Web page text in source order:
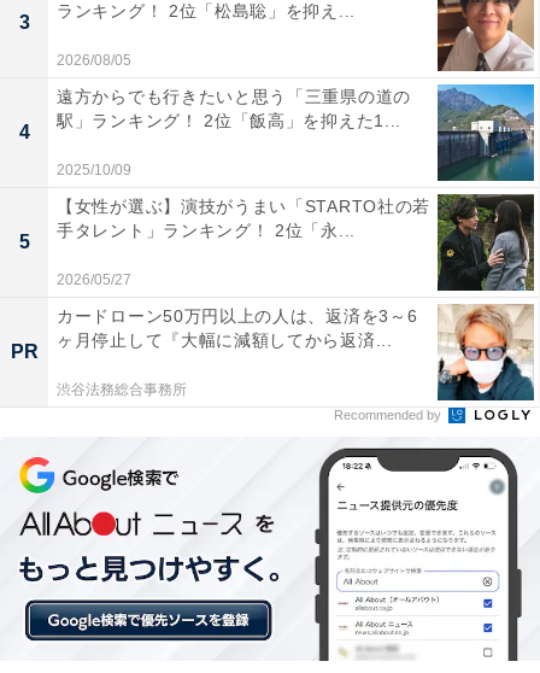
View this post on Instagram
A post shared by 山下美月 (@mizuki.yamashita.official)
3
ランキング！ 2位「松島聡」を抑え...
2026/08/05
4
遠方からでも行きたいと思う「三重県の道の
駅」ランキング！ 2位「飯高」を抑えた1...
2025/10/09
5
【女性が選ぶ】演技がうまい「STARTO社の若
手タレント」ランキング！ 2位「永...
2026/05/27
PR
カードローン50万円以上の人は、返済を3～6
ヶ月停止して『大幅に減額してから返済...
渋谷法務総合事務所
Recommended by